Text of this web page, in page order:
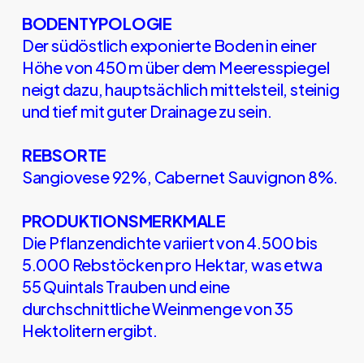
BODENTYPOLOGIE
Der südöstlich exponierte Boden in einer
Höhe von 450 m über dem Meeresspiegel
neigt dazu, hauptsächlich mittelsteil, steinig
und tief mit guter Drainage zu sein.
REBSORTE
Sangiovese 92%, Cabernet Sauvignon 8%.
PRODUKTIONSMERKMALE
Die Pflanzendichte variiert von 4.500 bis
5.000 Rebstöcken pro Hektar, was etwa
55 Quintals Trauben und eine
durchschnittliche Weinmenge von 35
Hektolitern ergibt.